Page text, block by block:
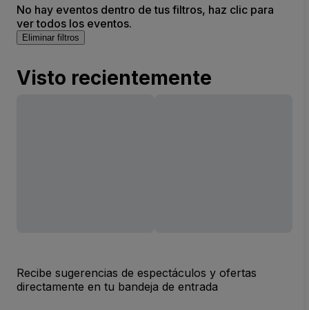
No hay eventos dentro de tus filtros, haz clic para
ver todos los eventos.
Eliminar filtros
Visto recientemente
Recibe sugerencias de espectáculos y ofertas
directamente en tu bandeja de entrada